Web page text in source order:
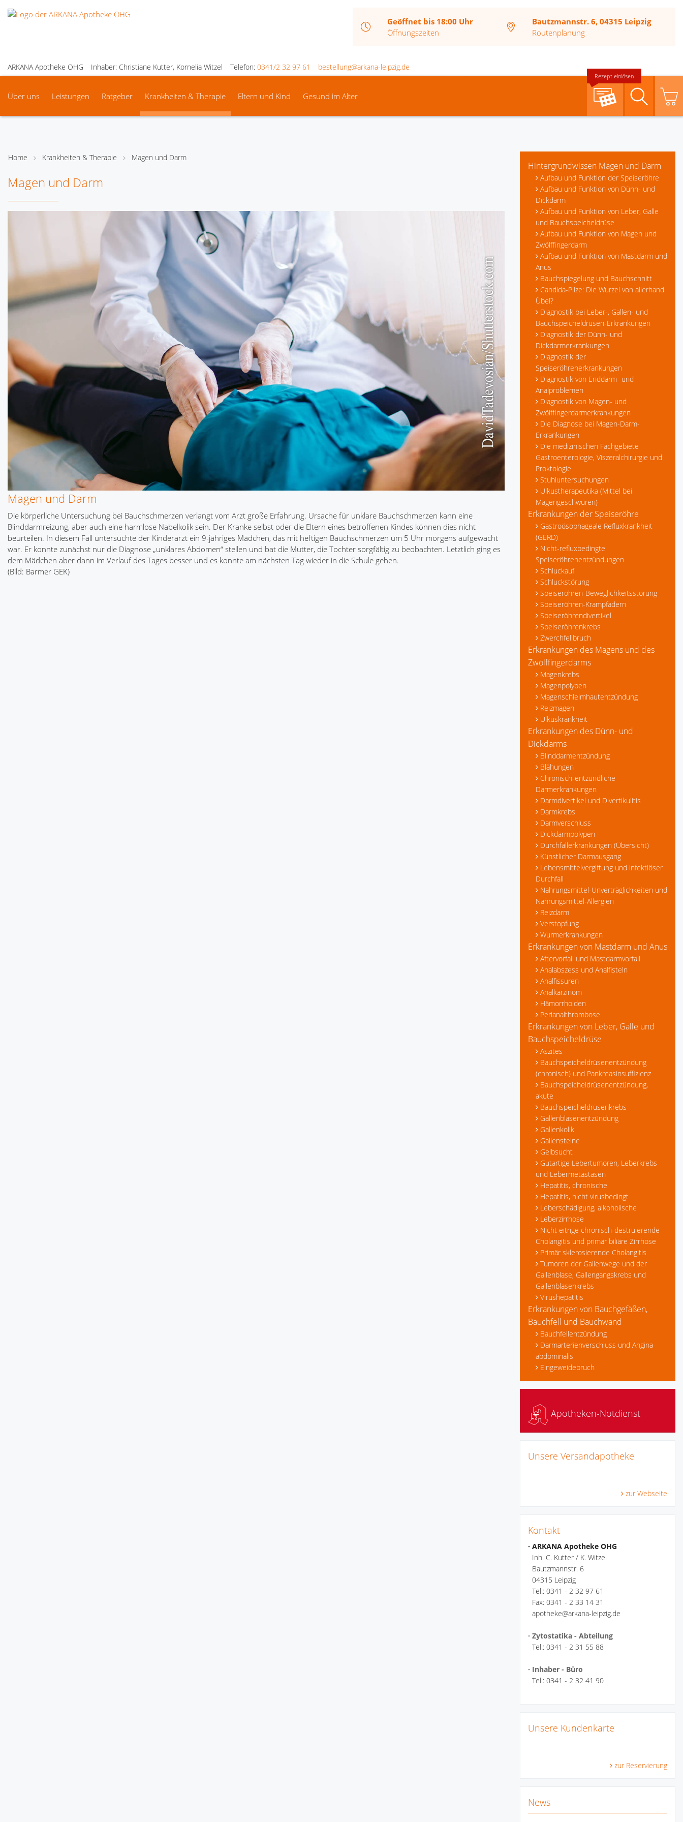
Geöffnet bis 18:00 Uhr
Öffnungszeiten
Bautzmannstr. 6, 04315 Leipzig
Routenplanung
ARKANA Apotheke OHG Inhaber: Christiane Kutter, Kornelia Witzel Telefon: 0341/2 32 97 61 bestellung@arkana-leipzig.de
Über uns Leistungen Ratgeber Krankheiten & Therapie Eltern und Kind Gesund im Alter
Rezept einlösen
Suche
Home Krankheiten & Therapie Magen und Darm
Magen und Darm
Magen und Darm
Die körperliche Untersuchung bei Bauchschmerzen verlangt vom Arzt große Erfahrung. Ursache für unklare Bauchschmerzen kann eine
Blinddarmreizung, aber auch eine harmlose Nabelkolik sein. Der Kranke selbst oder die Eltern eines betroffenen Kindes können dies nicht
beurteilen. In diesem Fall untersuchte der Kinderarzt ein 9-jähriges Mädchen, das mit heftigen Bauchschmerzen um 5 Uhr morgens aufgewacht
war. Er konnte zunächst nur die Diagnose „unklares Abdomen“ stellen und bat die Mutter, die Tochter sorgfältig zu beobachten. Letztlich ging es
dem Mädchen aber dann im Verlauf des Tages besser und es konnte am nächsten Tag wieder in die Schule gehen.
(Bild: Barmer GEK)
Hintergrundwissen Magen und Darm
Aufbau und Funktion der Speiseröhre
Aufbau und Funktion von Dünn- und
Dickdarm
Aufbau und Funktion von Leber, Galle
und Bauchspeicheldrüse
Aufbau und Funktion von Magen und
Zwölffingerdarm
Aufbau und Funktion von Mastdarm und
Anus
Bauchspiegelung und Bauchschnitt
Candida-Pilze: Die Wurzel von allerhand
Übel?
Diagnostik bei Leber-, Gallen- und
Bauchspeicheldrüsen-Erkrankungen
Diagnostik der Dünn- und
Dickdarmerkrankungen
Diagnostik der
Speiseröhrenerkrankungen
Diagnostik von Enddarm- und
Analproblemen
Diagnostik von Magen- und
Zwölffingerdarmerkrankungen
Die Diagnose bei Magen-Darm-
Erkrankungen
Die medizinischen Fachgebiete
Gastroenterologie, Viszeralchirurgie und
Proktologie
Stuhluntersuchungen
Ulkustherapeutika (Mittel bei
Magengeschwüren)
Erkrankungen der Speiseröhre
Gastroösophageale Refluxkrankheit
(GERD)
Nicht-refluxbedingte
Speiseröhrenentzündungen
Schluckauf
Schluckstörung
Speiseröhren-Beweglichkeitsstörung
Speiseröhren-Krampfadern
Speiseröhrendivertikel
Speiseröhrenkrebs
Zwerchfellbruch
Erkrankungen des Magens und des
Zwölffingerdarms
Magenkrebs
Magenpolypen
Magenschleimhautentzündung
Reizmagen
Ulkuskrankheit
Erkrankungen des Dünn- und
Dickdarms
Blinddarmentzündung
Blähungen
Chronisch-entzündliche
Darmerkrankungen
Darmdivertikel und Divertikulitis
Darmkrebs
Darmverschluss
Dickdarmpolypen
Durchfallerkrankungen (Übersicht)
Künstlicher Darmausgang
Lebensmittelvergiftung und infektiöser
Durchfall
Nahrungsmittel-Unverträglichkeiten und
Nahrungsmittel-Allergien
Reizdarm
Verstopfung
Wurmerkrankungen
Erkrankungen von Mastdarm und Anus
Aftervorfall und Mastdarmvorfall
Analabszess und Analfisteln
Analfissuren
Analkarzinom
Hämorrhoiden
Perianalthrombose
Erkrankungen von Leber, Galle und
Bauchspeicheldrüse
Aszites
Bauchspeicheldrüsenentzündung
(chronisch) und Pankreasinsuffizienz
Bauchspeicheldrüsenentzündung,
akute
Bauchspeicheldrüsenkrebs
Gallenblasenentzündung
Gallenkolik
Gallensteine
Gelbsucht
Gutartige Lebertumoren, Leberkrebs
und Lebermetastasen
Hepatitis, chronische
Hepatitis, nicht virusbedingt
Leberschädigung, alkoholische
Leberzirrhose
Nicht eitrige chronisch-destruierende
Cholangitis und primär biliäre Zirrhose
Primär sklerosierende Cholangitis
Tumoren der Gallenwege und der
Gallenblase, Gallengangskrebs und
Gallenblasenkrebs
Virushepatitis
Erkrankungen von Bauchgefäßen,
Bauchfell und Bauchwand
Bauchfellentzündung
Darmarterienverschluss und Angina
abdominalis
Eingeweidebruch
Apotheken-Notdienst
Unsere Versandapotheke
zur Webseite
Kontakt
· ARKANA Apotheke OHG
Inh. C. Kutter / K. Witzel
Bautzmannstr. 6
04315 Leipzig
Tel.: 0341 - 2 32 97 61
Fax: 0341 - 2 33 14 31
apotheke@arkana-leipzig.de
· Zytostatika - Abteilung
Tel.: 0341 - 2 31 55 88
· Inhaber - Büro
Tel.: 0341 - 2 32 41 90
Unsere Kundenkarte
zur Reservierung
News